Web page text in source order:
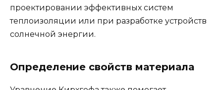
проектировании эффективных систем
теплоизоляции или при разработке устройств
солнечной энергии.
Определение свойств материала